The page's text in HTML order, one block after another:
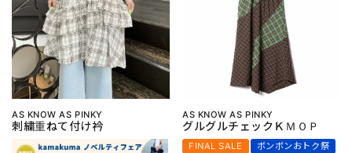
AS KNOW AS PINKY
刺繍重ねて付け衿
AS KNOW AS PINKY
グルグルチェックＫＭＯＰ
FINAL SALE
ボンボンおトク祭